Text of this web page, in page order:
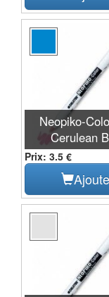
Neopiko-
Cerulean
Prix: 3.5 €